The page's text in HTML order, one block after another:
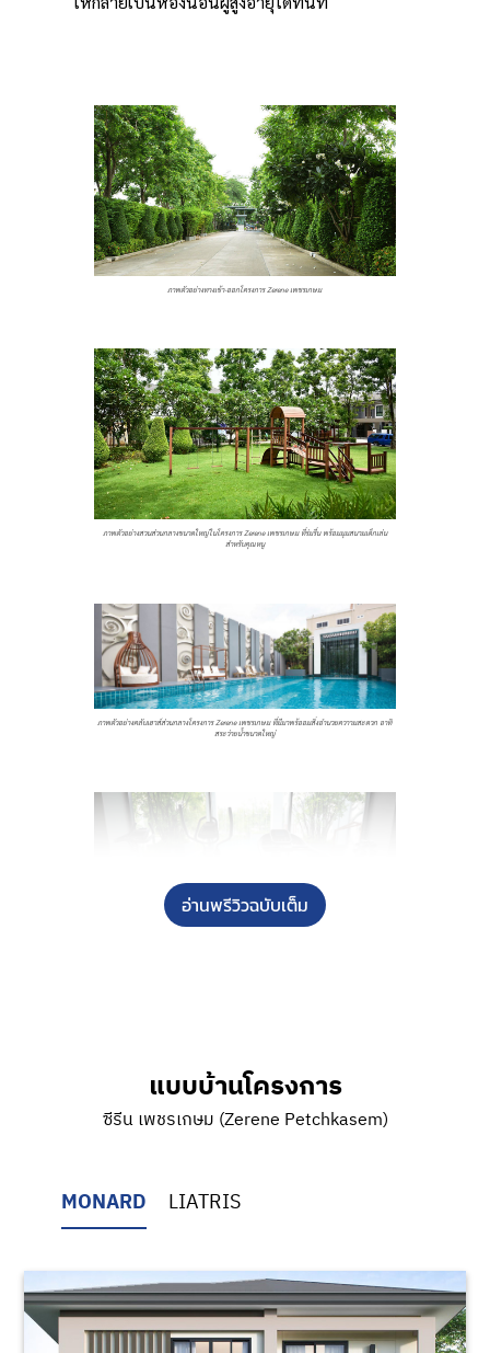
ภาพตัวอย่างทางเข้า-ออกโครงการ Zerene เพชรเกษม
ภาพตัวอย่างสวนส่วนกลางขนาดใหญ่ในโครงการ Zerene เพชรเกษม ที่ร่มรื่น พร้อมมุมสนามเด็กเล่น
สำหรับคุณหนู
ภาพตัวอย่างคลับเฮาส์ส่วนกลางโครงการ Zerene เพชรเกษม ที่มีมาพร้ออมสิ่งอำนวยควาามสะดวก อาทิ
สระว่ายน้ำขนาดใหญ่
ภาพตัวอย่างฟิตเนสส่วนกลางโครงการ Zerene เพชรเกษม ที่มีอุปกรณ์ให้ทุกคนได้เลือกใช้ตามไลฟ์สไตล์ที่
อ่านพรีวิวฉบับเต็ม
แบบบ้านโครงการ
ซีรีน เพชรเกษม (Zerene Petchkasem)
MONARD LIATRIS